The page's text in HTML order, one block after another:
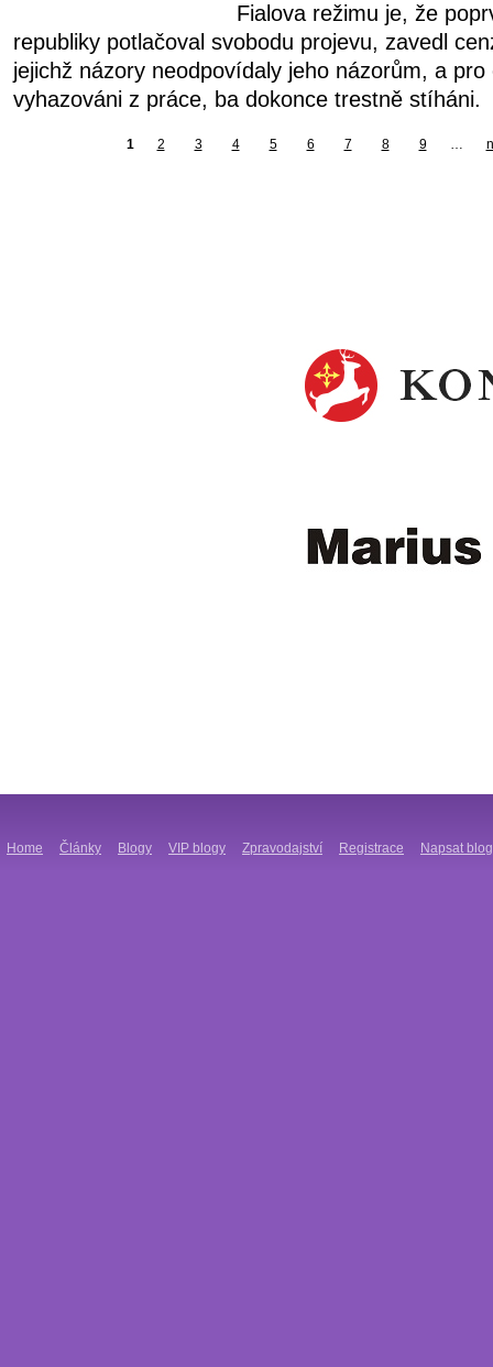
Fialova režimu je, že
republiky potlačoval svobodu projevu, zavedl
jejichž názory neodpovídaly jeho názorům, a
vyhazováni z práce, ba dokonce trestně stíháni.
1 2 3 4 5 6 7 8 9 …
Home Články Blogy VIP blogy Zpravodajství Registrace Napsat blog